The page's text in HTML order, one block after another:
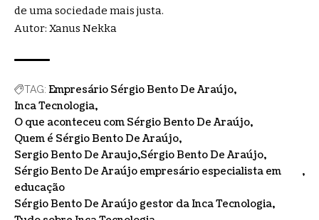
de uma sociedade mais justa.
Autor: Xanus Nekka
TAG: Empresário Sérgio Bento De Araújo
Inca Tecnologia
O que aconteceu com Sérgio Bento De Araújo
Quem é Sérgio Bento De Araújo
Sergio Bento De Araujo Sérgio Bento De Araújo
Sérgio Bento De Araújo empresário especialista em
educação
Sérgio Bento De Araújo gestor da Inca Tecnologia